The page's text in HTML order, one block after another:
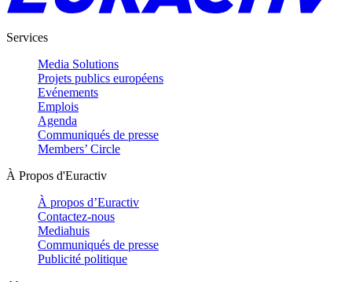
Services
Media Solutions
Projets publics européens
Evénements
Emplois
Agenda
Communiqués de presse
Members’ Circle
À Propos d'Euractiv
À propos d’Euractiv
Contactez-nous
Mediahuis
Communiqués de presse
Publicité politique